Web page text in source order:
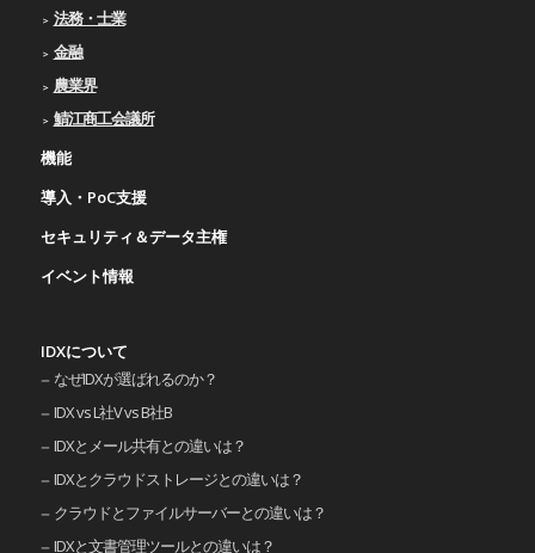
法務・士業
金融
農業界
鯖江商工会議所
機能
導入・PoC支援
セキュリティ＆データ主権
イベント情報
IDXについて
なぜIDXが選ばれるのか？
IDX vs L社V vs B社B
IDXとメール共有との違いは？
IDXとクラウドストレージとの違いは？
クラウドとファイルサーバーとの違いは？
IDXと文書管理ツールとの違いは？